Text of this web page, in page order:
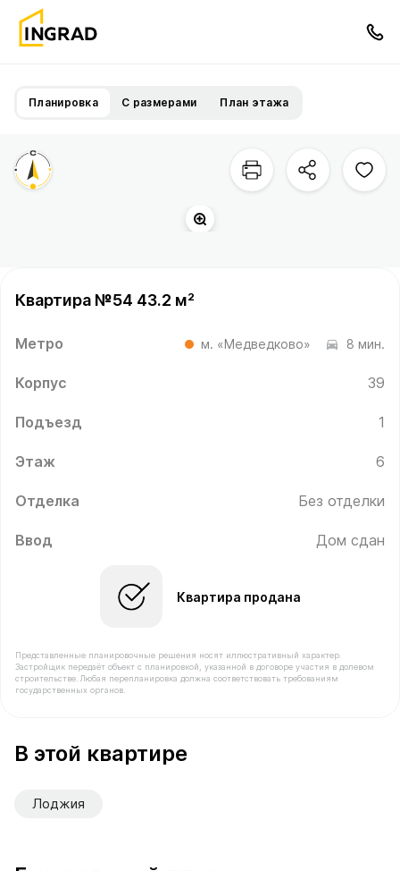
Планировка С размерами План этажа
Квартира №54 43.2 м²
Метро м. «Медведково» 8 мин.
Корпус 39
Подъезд 1
Этаж 6
Отделка Без отделки
Ввод Дом сдан
Квартира продана
Представленные планировочные решения носят иллюстративный характер.
Застройщик передаёт объект с планировкой, указанной в договоре участия в долевом
строительстве. Любая перепланировка должна соответствовать требованиям
государственных органов.
В этой квартире
Лоджия